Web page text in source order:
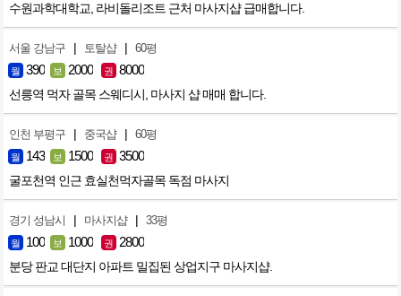
수원과학대학교, 라비돌리조트 근처 마사지샵 급매합니다.
서울 강남구 | 토탈샵 | 60평
월 390 보 2000 권 8000
선릉역 먹자 골목 스웨디시, 마사지 샵 매매 합니다.
인천 부평구 | 중국샵 | 60평
월 143 보 1500 권 3500
굴포천역 인근 효실천먹자골목 독점 마사지
경기 성남시 | 마사지샵 | 33평
월 100 보 1000 권 2800
분당 판교 대단지 아파트 밀집된 상업지구 마사지샵.